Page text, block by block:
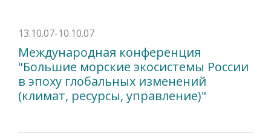
13.10.07-10.10.07
Международная конференция
"Большие морские экосистемы России
в эпоху глобальных изменений
(климат, ресурсы, управление)"